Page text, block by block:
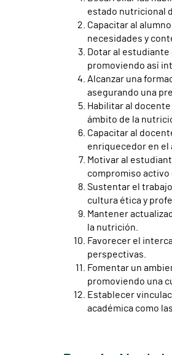
estado nutricional
Capacitar al
necesidades y
Dotar al
promoviendo así
Alcanzar una
asegurando una
Habilitar al
ámbito de la
Capacitar al
enriquecedor en el
Motivar al
compromiso activo
Sustentar el
cultura ética y
Mantener
la nutrición.
Favorecer el
perspectivas.
Fomentar un
promoviendo una
Establecer
académica como